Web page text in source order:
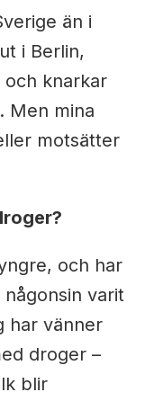
än i
i Berlin,
och knarkar
Men mina
motsätter
och har
varit
har vänner
droger –
blir